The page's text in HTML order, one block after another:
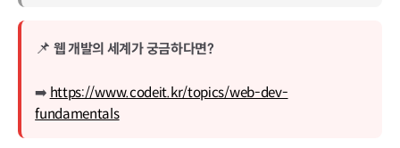
📌 웹 개발의 세계가 궁금하다면?
➡️ https://www.codeit.kr/topics/web-dev-
fundamentals